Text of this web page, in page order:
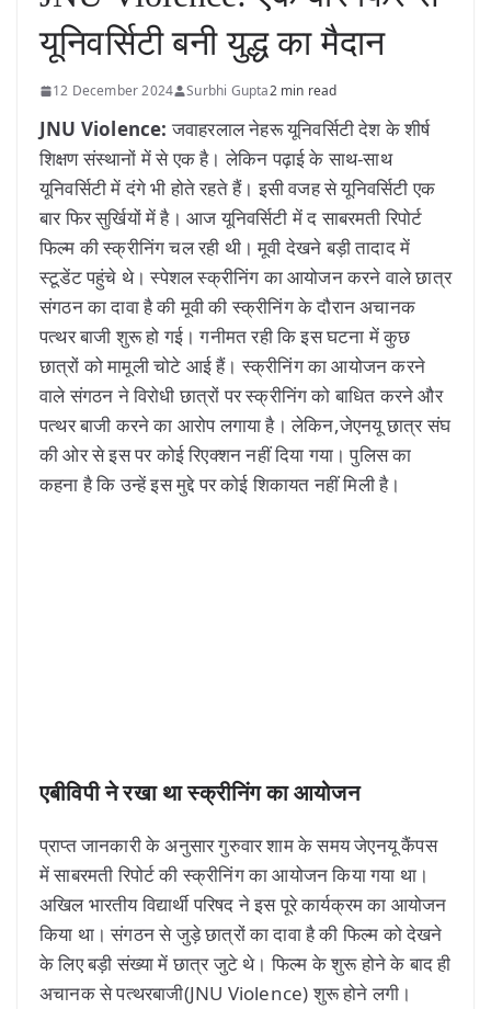
यूनिवर्सिटी बनी युद्ध का मैदान
12 December 2024 Surbhi Gupta2 min read
JNU Violence:जवाहरलाल नेहरू यूनिवर्सिटी देश के शीर्ष
शिक्षण संस्थानों में से एक है। लेकिन पढ़ाई के साथ-साथ
यूनिवर्सिटी में दंगे भी होते रहते हैं। इसी वजह से यूनिवर्सिटी एक
बार फिर सुर्खियों में है। आज यूनिवर्सिटी में द साबरमती रिपोर्ट
फिल्म की स्क्रीनिंग चल रही थी। मूवी देखने बड़ी तादाद में
स्टूडेंट पहुंचे थे। स्पेशल स्क्रीनिंग का आयोजन करने वाले छात्र
संगठन का दावा है की मूवी की स्क्रीनिंग के दौरान अचानक
पत्थर बाजी शुरू हो गई। गनीमत रही कि इस घटना में कुछ
छात्रों को मामूली चोटे आई हैं। स्क्रीनिंग का आयोजन करने
वाले संगठन ने विरोधी छात्रों पर स्क्रीनिंग को बाधित करने और
पत्थर बाजी करने का आरोप लगाया है। लेकिन,जेएनयू छात्र संघ
की ओर से इस पर कोई रिएक्शन नहीं दिया गया। पुलिस का
कहना है कि उन्हें इस मुद्दे पर कोई शिकायत नहीं मिली है।
एबीविपी ने रखा था स्क्रीनिंग का आयोजन
प्राप्त जानकारी के अनुसार गुरुवार शाम के समय जेएनयू कैंपस
में साबरमती रिपोर्ट की स्क्रीनिंग का आयोजन किया गया था।
अखिल भारतीय विद्यार्थी परिषद ने इस पूरे कार्यक्रम का आयोजन
किया था। संगठन से जुड़े छात्रों का दावा है की फिल्म को देखने
के लिए बड़ी संख्या में छात्र जुटे थे। फिल्म के शुरू होने के बाद ही
अचानक से पत्थरबाजी(JNU Violence) शुरू होने लगी।